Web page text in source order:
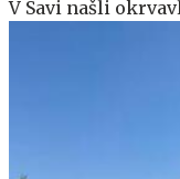
V Savi našli